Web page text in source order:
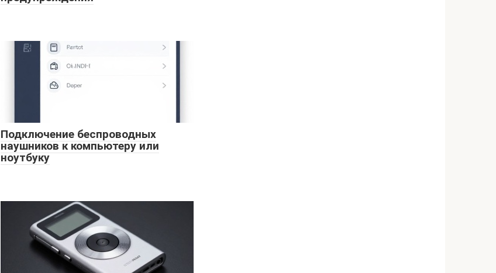
Подключение беспроводных
наушников к компьютеру или
ноутбуку